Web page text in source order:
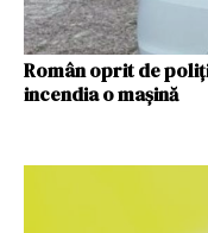
Român oprit de
incendia o maşină